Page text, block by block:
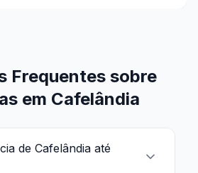
Frequentes sobre
em Cafelândia
de Cafelândia até